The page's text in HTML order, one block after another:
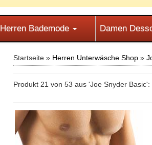
Herren Bademode Damen
Startseite » Herren Unterwäsche Shop »
Produkt 21 von 53 aus 'Joe Snyder Basic':